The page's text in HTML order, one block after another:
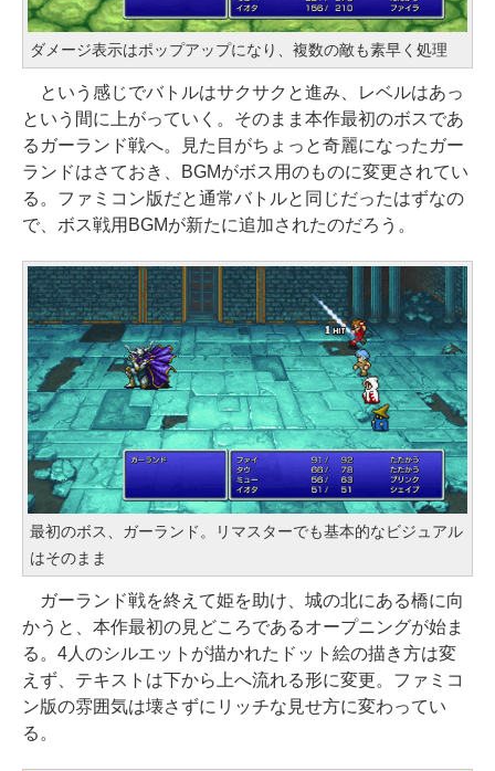
ダメージ表示はポップアップになり、複数の敵も素早く処理
という感じでバトルはサクサクと進み、レベルはあっ
という間に上がっていく。そのまま本作最初のボスであ
るガーランド戦へ。見た目がちょっと奇麗になったガー
ランドはさておき、BGMがボス用のものに変更されてい
る。ファミコン版だと通常バトルと同じだったはずなの
で、ボス戦用BGMが新たに追加されたのだろう。
最初のボス、ガーランド。リマスターでも基本的なビジュアル
はそのまま
ガーランド戦を終えて姫を助け、城の北にある橋に向
かうと、本作最初の見どころであるオープニングが始ま
る。4人のシルエットが描かれたドット絵の描き方は変
えず、テキストは下から上へ流れる形に変更。ファミコ
ン版の雰囲気は壊さずにリッチな見せ方に変わってい
る。